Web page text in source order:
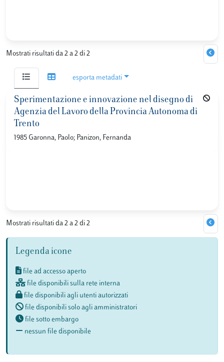
Mostrati risultati da 2 a 2 di 2
esporta metadati
Sperimentazione e innovazione nel disegno di
Agenzia del Lavoro della Provincia Autonoma di
Trento
1985 Garonna, Paolo; Panizon, Fernanda
Mostrati risultati da 2 a 2 di 2
Legenda icone
file ad accesso aperto
file disponibili sulla rete interna
file disponibili agli utenti autorizzati
file disponibili solo agli amministratori
file sotto embargo
nessun file disponibile